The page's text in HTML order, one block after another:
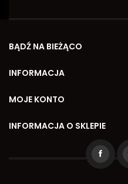
BĄDŹ NA BIEŻĄCO
INFORMACJA
MOJE KONTO
INFORMACJA O SKLEPIE